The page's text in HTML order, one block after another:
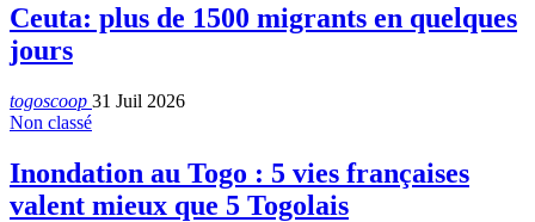
Ceuta: plus de 1500 migrants en quelques
jours
togoscoop 31 Juil 2026
Non classé
Inondation au Togo : 5 vies françaises
valent mieux que 5 Togolais